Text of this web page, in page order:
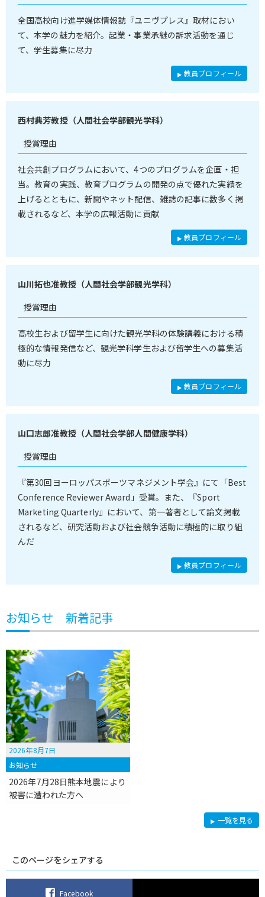
全国高校向け進学媒体情報誌『ユニヴプレス』取材におい
て、本学の魅力を紹介。起業・事業承継の訴求活動を通じ
て、学生募集に尽力
教員プロフィール
西村典芳教授（人間社会学部観光学科）
授賞理由
社会共創プログラムにおいて、4つのプログラムを企画・担
当。教育の実践、教育プログラムの開発の点で優れた実績を
上げるとともに、新聞やネット配信、雑誌の記事に数多く掲
載されるなど、本学の広報活動に貢献
教員プロフィール
山川拓也准教授（人間社会学部観光学科）
授賞理由
高校生および留学生に向けた観光学科の体験講義における積
極的な情報発信など、観光学科学生および留学生への募集活
動に尽力
教員プロフィール
山口志郎准教授（人間社会学部人間健康学科）
授賞理由
『第30回ヨーロッパスポーツマネジメント学会』にて「Best
Conference Reviewer Award」受賞。また、『Sport
Marketing Quarterly』において、第一著者として論文掲載
されるなど、研究活動および社会競争活動に積極的に取り組
んだ
教員プロフィール
お知らせ 新着記事
2026年8月7日
お知らせ
2026年7月28日熊本地震により
被害に遭われた方へ
お
知
一覧を見る
このページをシェアする
Facebook